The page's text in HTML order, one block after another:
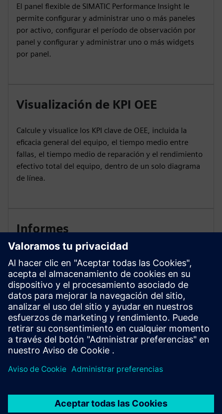
El panel flexible de SIMATIC Performance Insight le
permite configurar y administrar uno o más paneles
por activo, configurar el período de observación por
panel y configurar y administrar uno o más widgets
por panel.
Visualización de KPI OEE
Calcule y visualice los KPI clave de OEE, incluida la
eficacia general del equipo, el tiempo medio entre
fallas, el tiempo medio de reparación y el rendimiento
efectivo total del equipo, dentro de un solo diagrama
de línea.
Informes
Utilice las funciones de generación de informes para
configurar y administrar uno o más informes por
activo, configurar el período de observación por
informe, definir el ciclo para la generación automática
de informes y asignar uno o más destinatarios de
correo electrónico.